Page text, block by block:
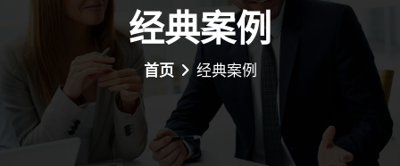
经典案例
首页 经典案例